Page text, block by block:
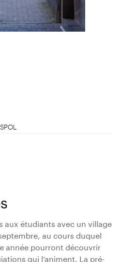
aux étudiants avec un village
au cours duquel
année pourront découvrir
qui l’animent. La pré-